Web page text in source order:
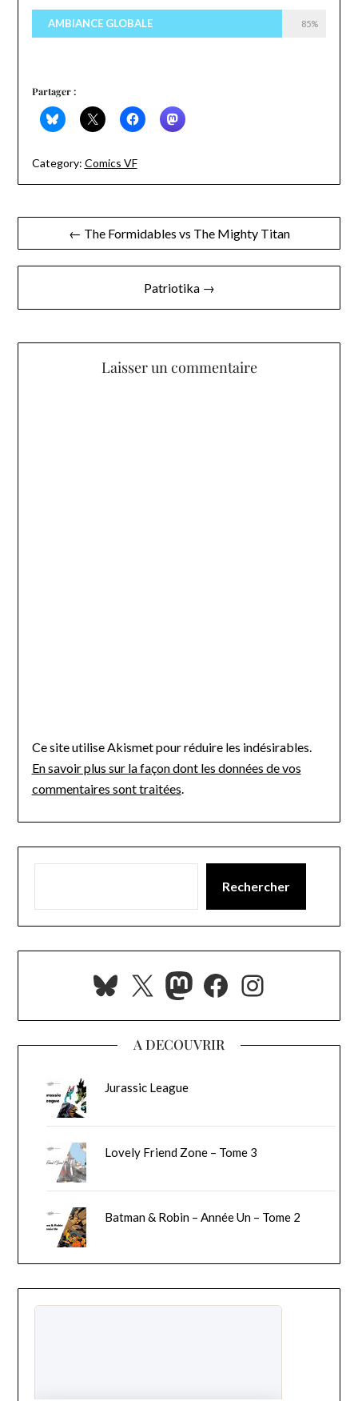
AMBIANCE GLOBALE 85%
Partager :
Category: Comics VF
Navigation
de
← The Formidables vs The Mighty Titan
Patriotika →
Laisser un commentaire
Ce site utilise Akismet pour réduire les indésirables.
En savoir plus sur la façon dont les données de vos
commentaires sont traitées.
Rechercher
Bluesky
X Mastodon
Facebook
A DECOUVRIR
Jurassic League
Lovely Friend Zone – Tome 3
Batman & Robin – Année Un – Tome 2